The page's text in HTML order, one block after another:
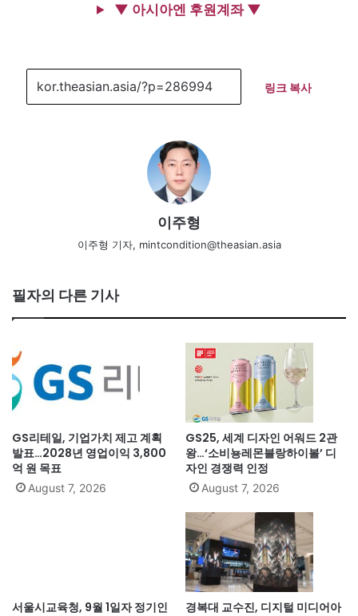
▼ 아시아엔 후원계좌 ▼
링크 복사
이주형
이주형 기자, mintcondition@theasian.asia
필자의 다른 기사
GS리테일, 기업가치 제고 계획
발표…2028년 영업이익 3,800
억 원 목표
August 7, 2026
GS25, 세계 디자인 어워드 2관
왕…‘소비뇽레몬블랑하이볼’ 디
자인 경쟁력 인정
August 7, 2026
서울시교육청, 9월 1일자 정기인
경복대 교수진, 디지털 미디어아